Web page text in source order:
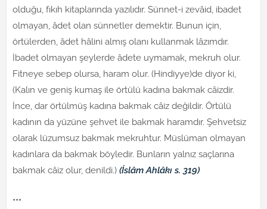
olduğu, fıkıh kitaplarında yazılıdır. Sünnet-i zevâid, ibadet
olmayan, âdet olan sünnetler demektir. Bunun için,
örtülerden, âdet hâlini almış olanı kullanmak lâzımdır.
İbadet olmayan şeylerde âdete uymamak, mekruh olur.
Fitneye sebep olursa, haram olur. (Hindiyye)de diyor ki,
(Kalın ve geniş kumaş ile örtülü kadına bakmak câizdir.
İnce, dar örtülmüş kadına bakmak câiz değildir. Örtülü
kadının da yüzüne şehvet ile bakmak haramdır. Şehvetsiz
olarak lüzumsuz bakmak mekruhtur. Müslüman olmayan
kadınlara da bakmak böyledir. Bunların yalnız saçlarına
bakmak câiz olur, denildi.) (İslâm Ahlâkı s. 319)
***